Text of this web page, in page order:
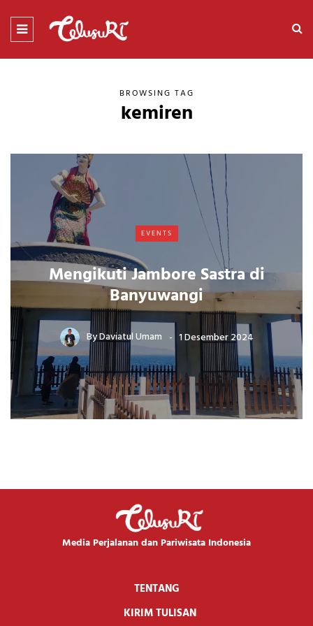
BROWSING TAG
kemiren
EVENTS
Mengikuti Jambore Sastra di
Banyuwangi
ByDaviatul Umam 1 Desember 2024
Media Perjalanan dan Pariwisata Indonesia
TENTANG
KIRIM TULISAN